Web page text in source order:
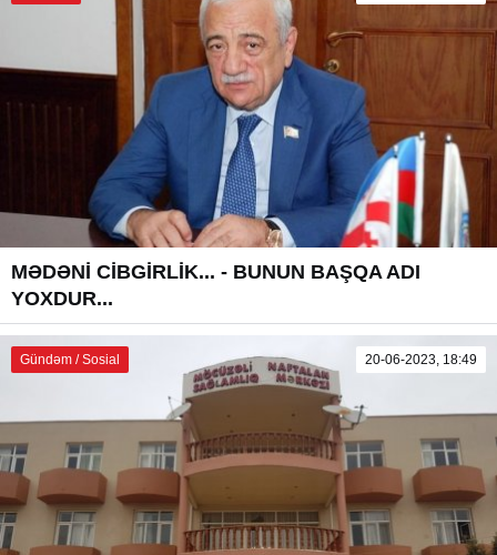
MƏDƏNİ CİBGİRLİK... - BUNUN BAŞQA ADI
YOXDUR...
Gündəm / Sosial 20-06-2023, 18:49